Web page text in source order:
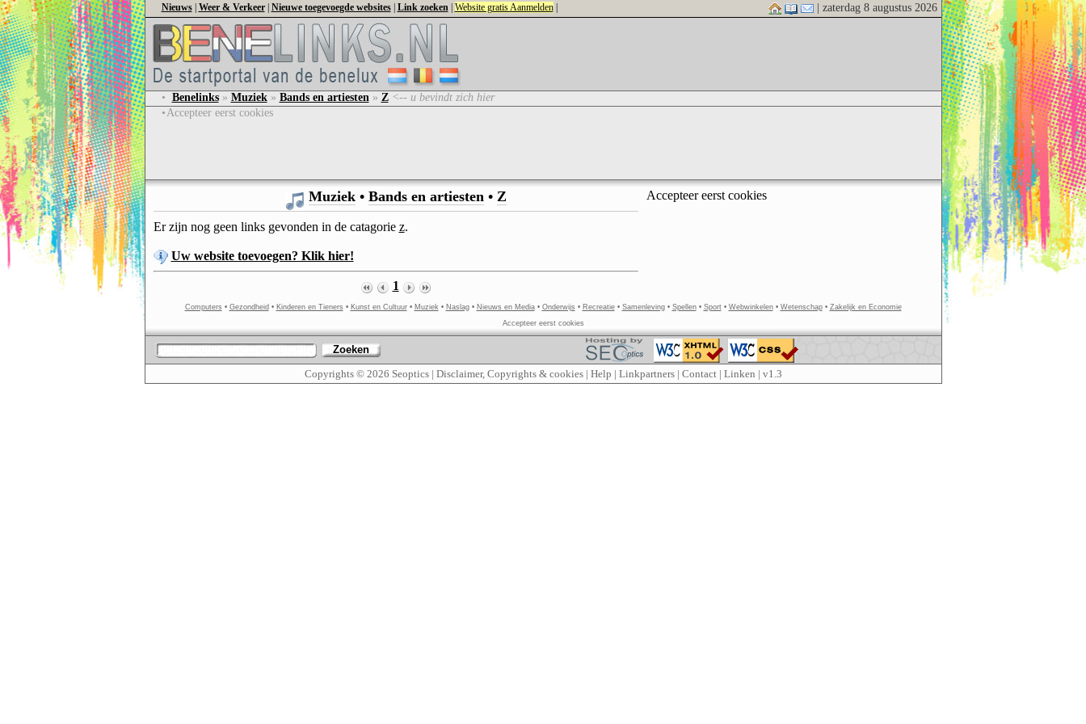
| zaterdag 8 augustus 2026
Nieuws| Weer & Verkeer| Nieuwe toegevoegde websites| Link zoeken| Website gratis Aanmelden|
• Benelinks» Muziek» Bands en artiesten» Z <-- u bevindt zich hier
•Accepteer eerst cookies
Muziek• Bands en artiesten• Z
Er zijn nog geen links gevonden in de catagorie z.
Uw website toevoegen? Klik hier!
1
Accepteer eerst cookies
Computers • Gezondheid • Kinderen en Tieners • Kunst en Cultuur• Muziek • Naslag• Nieuws en Media• Onderwijs • Recreatie• Samenleving• Spellen• Sport• Webwinkelen• Wetenschap• Zakelijk en Economie
Accepteer eerst cookies
Zoeken
Copyrights © 2026 Seoptics| Disclaimer, Copyrights & cookies| Help | Linkpartners| Contact| Linken | v1.3